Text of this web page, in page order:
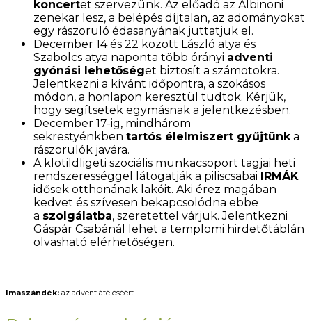
koncertet szervezünk. Az előadó az Albinoni
zenekar lesz, a belépés díjtalan, az adományokat
egy rászoruló édasanyának juttatjuk el.
December 14 és 22 között László atya és
Szabolcs atya naponta több órányi adventi
gyónási lehetőséget biztosít a számotokra.
Jelentkezni a kívánt időpontra, a szokásos
módon, a honlapon keresztül tudtok. Kérjük,
hogy segítsetek egymásnak a jelentkezésben.
December 17-ig, mindhárom
sekrestyénkben tartós élelmiszert gyűjtünka
rászorulók javára.
A klotildligeti szociális munkacsoport tagjai heti
rendszerességgel látogatják a piliscsabai
IRMÁK
idősek otthonának lakóit. Aki érez magában
kedvet és szívesen bekapcsolódna ebbe
a szolgálatba, szeretettel várjuk. Jelentkezni
Gáspár Csabánál lehet a templomi hirdetőtáblán
olvasható elérhetőségen.
Imaszándék: az advent átéléséért